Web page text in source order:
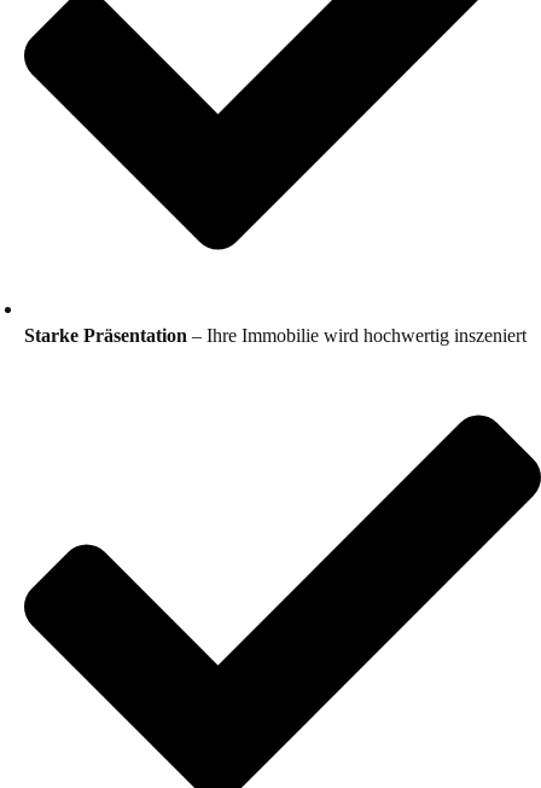
Starke Präsentation – Ihre Immobilie wird hochwertig inszeniert